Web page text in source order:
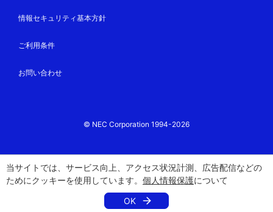
当サイトでは、サービス向上、アクセス状況計測、広告配信などの
ためにクッキーを使用しています。 個人情報保護について
OK
情報セキュリティ基本方針
ご利用条件
お問い合わせ
© NEC Corporation 1994-2026